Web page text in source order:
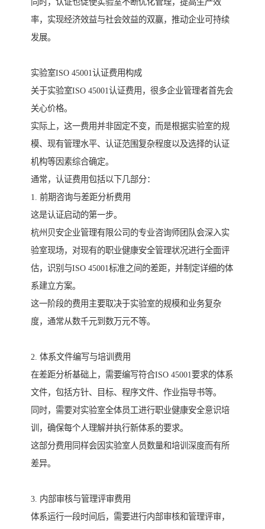
同时，认证也促使实验室不断优化管理，提高生产效
率，实现经济效益与社会效益的双赢，推动企业可持续
发展。
实验室ISO 45001认证费用构成
关于实验室ISO 45001认证费用，很多企业管理者首先会
关心价格。
实际上，这一费用并非固定不变，而是根据实验室的规
模、现有管理水平、认证范围复杂程度以及选择的认证
机构等因素综合确定。
通常，认证费用包括以下几部分：
1. 前期咨询与差距分析费用
这是认证启动的第一步。
杭州贝安企业管理有限公司的专业咨询师团队会深入实
验室现场，对现有的职业健康安全管理状况进行全面评
估，识别与ISO 45001标准之间的差距，并制定详细的体
系建立方案。
这一阶段的费用主要取决于实验室的规模和业务复杂
度，通常从数千元到数万元不等。
2. 体系文件编写与培训费用
在差距分析基础上，需要编写符合ISO 45001要求的体系
文件，包括方针、目标、程序文件、作业指导书等。
同时，需要对实验室全体员工进行职业健康安全意识培
训，确保每个人理解并执行新体系的要求。
这部分费用同样会因实验室人员数量和培训深度而有所
差异。
3. 内部审核与管理评审费用
体系运行一段时间后，需要进行内部审核和管理评审，